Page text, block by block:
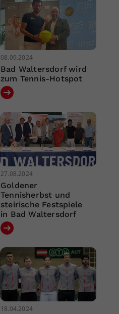
08.09.2024
Bad Waltersdorf wird
zum Tennis-Hotspot
27.08.2024
Goldener
Tennisherbst und
steirische Festspiele
in Bad Waltersdorf
18.04.2024